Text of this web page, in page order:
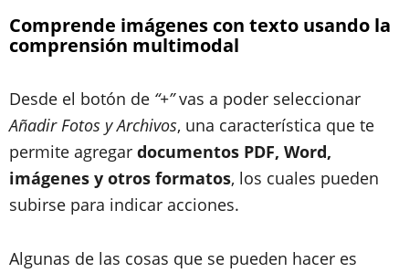
Comprende imágenes con texto usando la
comprensión multimodal
Desde el botón de “+”vas a poder seleccionar
Añadir Fotos y Archivos, una característica que te
permite agregar documentos PDF, Word,
imágenes y otros formatos, los cuales pueden
subirse para indicar acciones.
Algunas de las cosas que se pueden hacer es